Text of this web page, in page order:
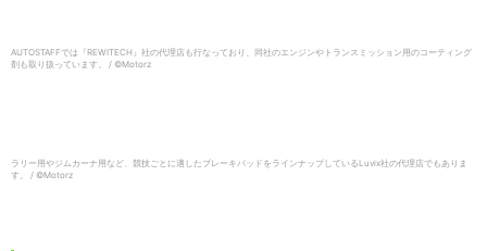
AUTOSTAFFでは『REWITECH』社の代理店も行なっており、同社のエンジンやトランスミッション用のコーティング
剤も取り扱っています。 / ©︎Motorz
ラリー用やジムカーナ用など、競技ごとに適したブレーキパッドをラインナップしているLuvix社の代理店でもありま
す。 / ©︎Motorz